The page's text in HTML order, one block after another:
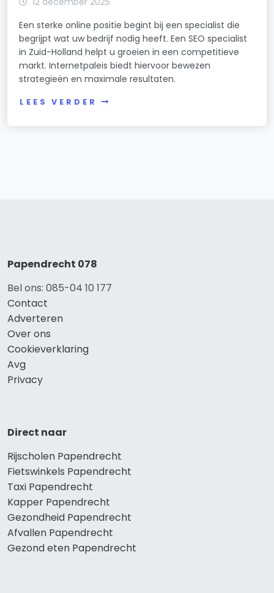
Een sterke online positie begint bij een specialist die
begrijpt wat uw bedrijf nodig heeft. Een SEO specialist
in Zuid-Holland helpt u groeien in een competitieve
markt. Internetpaleis biedt hiervoor bewezen
strategieën en maximale resultaten.
LEES VERDER
Papendrecht 078
Bel ons: 085-04 10 177
Contact
Adverteren
Over ons
Cookieverklaring
Avg
Privacy
Direct naar
Rijscholen Papendrecht
Fietswinkels Papendrecht
Taxi Papendrecht
Kapper Papendrecht
Gezondheid Papendrecht
Afvallen Papendrecht
Gezond eten Papendrecht